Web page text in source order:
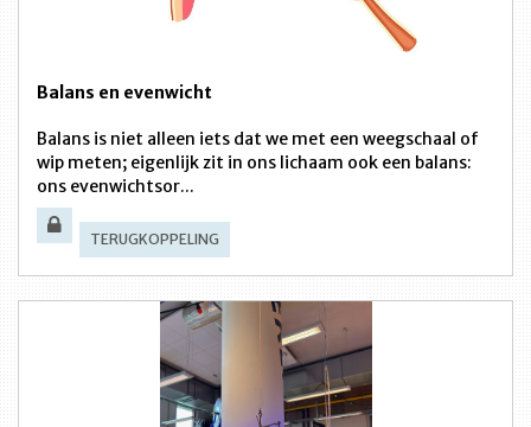
Balans en evenwicht
Balans is niet alleen iets dat we met een weegschaal of
wip meten; eigenlijk zit in ons lichaam ook een balans:
ons evenwichtsor...
TERUGKOPPELING